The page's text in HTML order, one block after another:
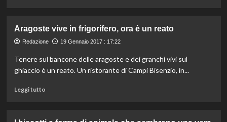
asiatico
I
ballerini
l’alimentazione:
i
dell’esperto
Aragoste vive in frigorifero, ora è un reato
Redazione 19 Gennaio 2017 : 17:22
Tenere sul bancone delle aragoste e dei granchi vivi sul
ghiaccio è un reato. Un ristorante di Campi Bisenzio, in...
Leggi tuttoLeggi